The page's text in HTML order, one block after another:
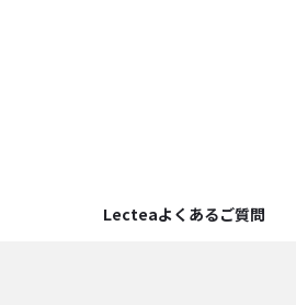
Lecteaよくあるご質問